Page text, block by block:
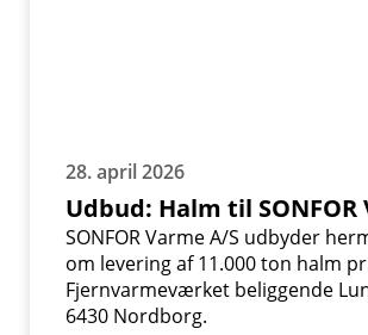
28. april 2026
SONFOR Varme A/S udbyder
om levering af 11.000 ton halm
Fjernvarmeværket beliggende
6430 Nordborg.